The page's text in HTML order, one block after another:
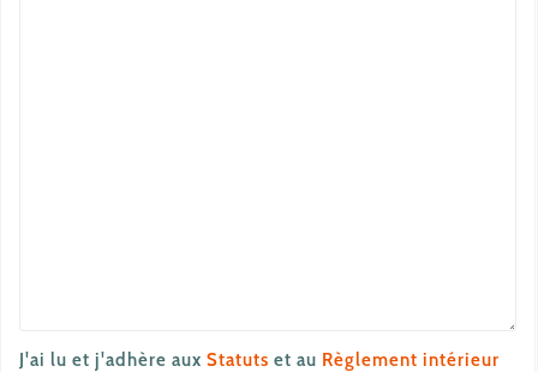
J'ai lu et j'adhère aux Statuts et au Règlement intérieur